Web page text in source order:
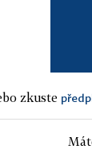
zkuste